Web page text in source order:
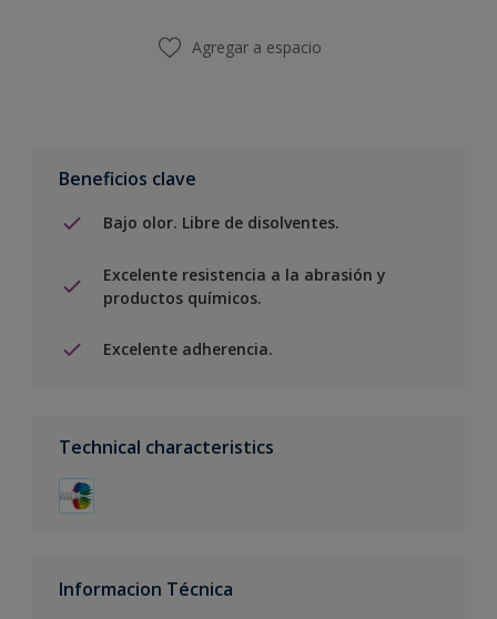
Agregar a espacio
Beneficios clave
Bajo olor. Libre de disolventes.
Excelente resistencia a la abrasión y
productos químicos.
Excelente adherencia.
Technical characteristics
Informacion Técnica